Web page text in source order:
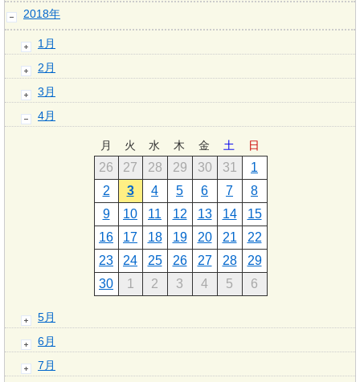
2018年
1月
2月
3月
4月
月 火 水 木 金 土 日
26 27 28 29 30 31
1
2
3 4 5 6 7
8
9
10 11 12 13 14
15
16
17 18 19 20 21
22
23
24 25 26 27 28
29
30
1 2 3 4 5 6
5月
6月
7月